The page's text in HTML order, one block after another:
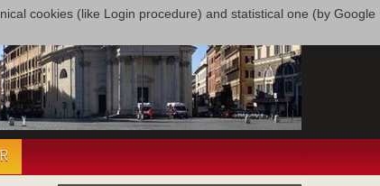
cookies (like Login procedure) and statistical one (by Google